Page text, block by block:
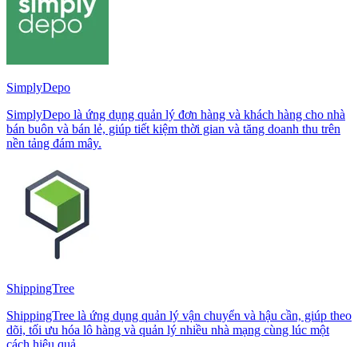
SimplyDepo
SimplyDepo là ứng dụng quản lý đơn hàng và khách hàng cho nhà
bán buôn và bán lẻ, giúp tiết kiệm thời gian và tăng doanh thu trên
nền tảng đám mây.
ShippingTree
ShippingTree là ứng dụng quản lý vận chuyển và hậu cần, giúp theo
dõi, tối ưu hóa lô hàng và quản lý nhiều nhà mạng cùng lúc một
cách hiệu quả.